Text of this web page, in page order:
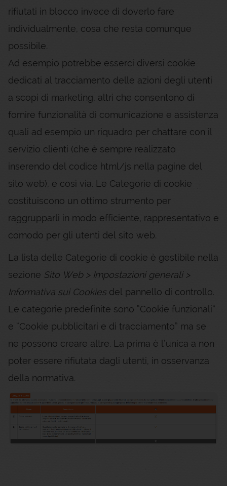
rifiutati in blocco invece di doverlo fare
individualmente, cosa che resta comunque
possibile.
Ad esempio potrebbe esserci diversi cookie
dedicati al tracciamento delle azioni degli utenti
a scopi di marketing, altri che consentono di
fornire funzionalità di comunicazione e assistenza
quali ad esempio un riquadro per chattare con il
servizio clienti (che è sempre realizzato
inserendo del codice html/js nella pagine del
sito web), e così via. Le Categorie di cookie
costituiscono un ottimo strumento per
raggrupparli in modo efficiente, rappresentativo e
comodo per gli utenti del sito web.
La lista delle Categorie di cookie è gestibile nella
sezione Sito Web > Impostazioni generali >
Informativa sui Cookiesdel pannello di controllo.
Le categorie predefinite sono “Cookie funzionali”
e “Cookie pubblicitari e di tracciamento” ma se
ne possono creare altre. La prima è l’unica a non
poter essere rifiutata dagli utenti, in osservanza
della normativa.